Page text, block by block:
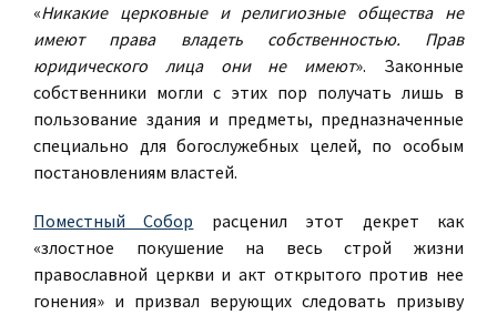
«Никакие церковные и религиозные общества не
имеют права владеть собственностью. Прав
юридического лица они не имеют». Законные
собственники могли с этих пор получать лишь в
пользование здания и предметы, предназначенные
специально для богослужебных целей, по особым
постановлениям властей.
Поместный Собор расценил этот декрет как
«злостное покушение на весь строй жизни
православной церкви и акт открытого против нее
гонения» и призвал верующих следовать призыву